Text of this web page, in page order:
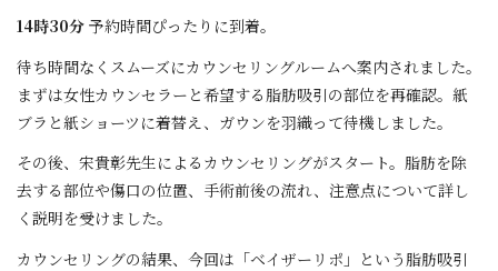
14時30分 予約時間ぴったりに到着。
待ち時間なくスムーズにカウンセリングルームへ案内されました。
まずは女性カウンセラーと希望する脂肪吸引の部位を再確認。紙
ブラと紙ショーツに着替え、ガウンを羽織って待機しました。
その後、宋貴彰先生によるカウンセリングがスタート。脂肪を除
去する部位や傷口の位置、手術前後の流れ、注意点について詳し
く説明を受けました。
カウンセリングの結果、今回は「ベイザーリポ」という脂肪吸引